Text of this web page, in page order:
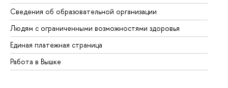
Сведения об образовательной организации
Людям с ограниченными возможностями здоровья
Единая платежная страница
Работа в Вышке